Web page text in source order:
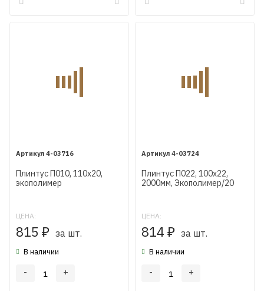
4-03716
Плинтус П010, 110х20,
экополимер
ЦЕНА:
815 ₽ за шт.
В наличии
- +
4-03724
Плинтус П022, 100х22,
2000мм, Экополимер/20
ЦЕНА:
814 ₽ за шт.
В наличии
- +